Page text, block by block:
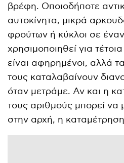
βρέφη. Οποιοδήποτε
αυτοκίνητα, μικρά
φρούτων ή κύκλοι σε έναν
χρησιμοποιηθεί για
είναι αφηρημένοι, αλλά
τους καταλαβαίνουν
όταν μετράμε. Αν και η
τους αριθμούς μπορεί να
στην αρχή, η